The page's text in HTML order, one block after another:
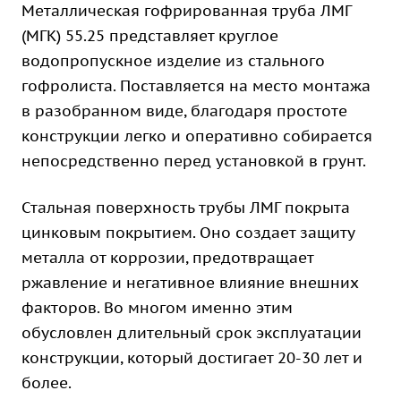
Металлическая гофрированная труба ЛМГ
(МГК) 55.25 представляет круглое
водопропускное изделие из стального
гофролиста. Поставляется на место монтажа
в разобранном виде, благодаря простоте
конструкции легко и оперативно собирается
непосредственно перед установкой в грунт.
Стальная поверхность трубы ЛМГ покрыта
цинковым покрытием. Оно создает защиту
металла от коррозии, предотвращает
ржавление и негативное влияние внешних
факторов. Во многом именно этим
обусловлен длительный срок эксплуатации
конструкции, который достигает 20-30 лет и
более.